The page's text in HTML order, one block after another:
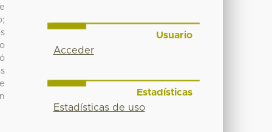
Usuario
Acceder
Estadísticas
Estadísticas de uso